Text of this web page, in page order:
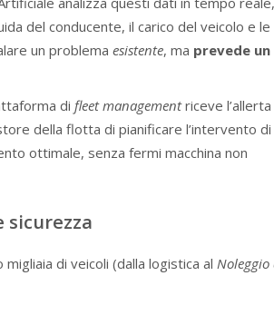
del conducente, il carico del veicolo e le
un problema esistente, ma prevede
di fleet managementriceve l’allerta
della flotta di pianificare l’intervento di
ottimale, senza fermi macchina non
sicurezza
di veicoli (dalla logistica al Noleggio